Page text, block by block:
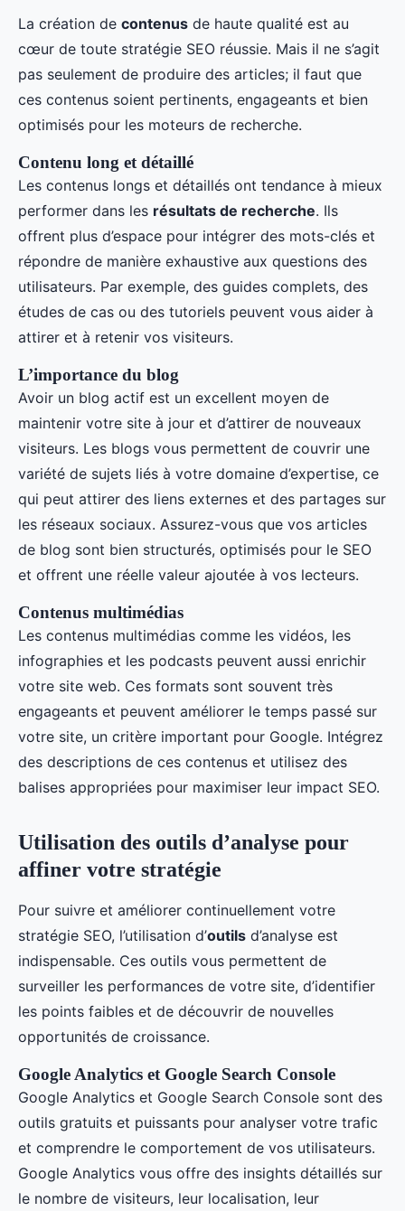
La création de contenus de haute qualité est au
cœur de toute stratégie SEO réussie. Mais il ne s’agit
pas seulement de produire des articles; il faut que
ces contenus soient pertinents, engageants et bien
optimisés pour les moteurs de recherche.
Contenu long et détaillé
Les contenus longs et détaillés ont tendance à mieux
performer dans les résultats de recherche. Ils
offrent plus d’espace pour intégrer des mots-clés et
répondre de manière exhaustive aux questions des
utilisateurs. Par exemple, des guides complets, des
études de cas ou des tutoriels peuvent vous aider à
attirer et à retenir vos visiteurs.
L’importance du blog
Avoir un blog actif est un excellent moyen de
maintenir votre site à jour et d’attirer de nouveaux
visiteurs. Les blogs vous permettent de couvrir une
variété de sujets liés à votre domaine d’expertise, ce
qui peut attirer des liens externes et des partages sur
les réseaux sociaux. Assurez-vous que vos articles
de blog sont bien structurés, optimisés pour le SEO
et offrent une réelle valeur ajoutée à vos lecteurs.
Contenus multimédias
Les contenus multimédias comme les vidéos, les
infographies et les podcasts peuvent aussi enrichir
votre site web. Ces formats sont souvent très
engageants et peuvent améliorer le temps passé sur
votre site, un critère important pour Google. Intégrez
des descriptions de ces contenus et utilisez des
balises appropriées pour maximiser leur impact SEO.
Utilisation des outils d’analyse pour
affiner votre stratégie
Pour suivre et améliorer continuellement votre
stratégie SEO, l’utilisation d’outils d’analyse est
indispensable. Ces outils vous permettent de
surveiller les performances de votre site, d’identifier
les points faibles et de découvrir de nouvelles
opportunités de croissance.
Google Analytics et Google Search Console
Google Analytics et Google Search Console sont des
outils gratuits et puissants pour analyser votre trafic
et comprendre le comportement de vos utilisateurs.
Google Analytics vous offre des insights détaillés sur
le nombre de visiteurs, leur localisation, leur